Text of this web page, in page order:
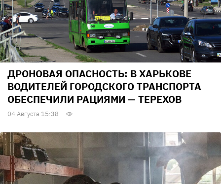
ДРОНОВАЯ ОПАСНОСТЬ: В ХАРЬКОВЕ
ВОДИТЕЛЕЙ ГОРОДСКОГО ТРАНСПОРТА
ОБЕСПЕЧИЛИ РАЦИЯМИ — ТЕРЕХОВ
04 Августа 15:38